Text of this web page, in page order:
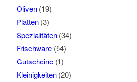
Oliven (19)
Platten (3)
Spezialitäten (34)
Frischware (54)
Gutscheine (1)
Kleinigkeiten (20)